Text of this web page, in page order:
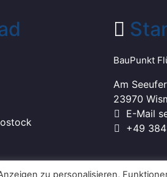
BauPunkt
Am
23970
E-Mail
+49
zu personalisieren,